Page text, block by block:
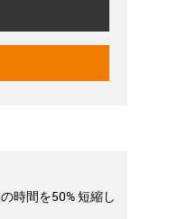
時間を50% 短縮し